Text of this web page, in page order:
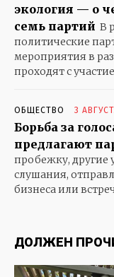
KAZ RUS
ОБЩЕСТВО
ПРАВИЛЬНЫЕ
ЭКОНОМИКА
СПОРТ
ЗДОРОВЬЕ
КУЛЬТУРА
БАБУШКИНЫ
ГОРОДСКОЙ
экология — о
семь партий В
политические
мероприятия в
проходят с
ОБЩЕСТВО 3
Борьба за
предлагают
пробежку, другие
слушания,
бизнеса или
ДОЛЖЕН